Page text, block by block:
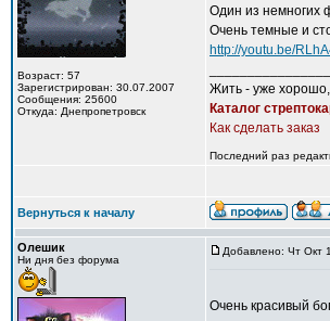
Возраст: 57
Зарегистрирован: 30.07.2007
Сообщения: 25600
Откуда: Днепропетровск
Один из немногих
Очень темные и
http://youtu.be/
Жить - уже
Каталог
Как сделать заказ
Последний раз
Вернуться к началу
Олешик
Ни дня без форума
Добавлено: Чт Окт
Очень красивый